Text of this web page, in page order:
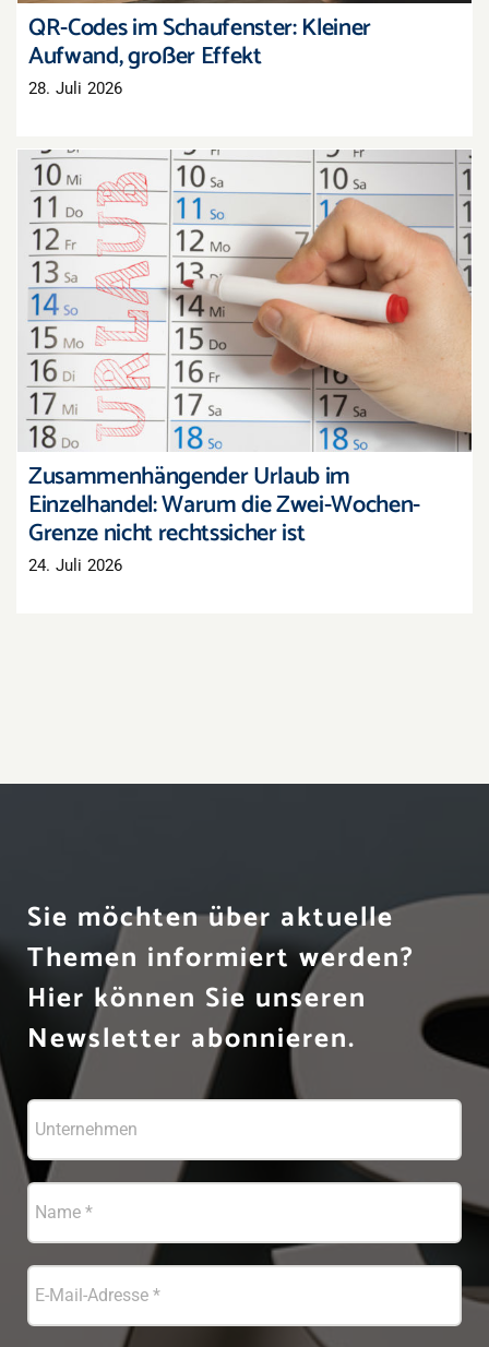
QR-Codes im Schaufenster: Kleiner
Aufwand, großer Effekt
28. Juli 2026
Zusammenhängender Urlaub im Einzelhandel:
Warum die Zwei-Wochen-Grenze nicht
rechtssicher ist
Zusammenhängender Urlaub im
Einzelhandel: Warum die Zwei-Wochen-
Grenze nicht rechtssicher ist
24. Juli 2026
Sie möchten über aktuelle
Themen informiert werden?
Hier können Sie unseren
Newsletter abonnieren.